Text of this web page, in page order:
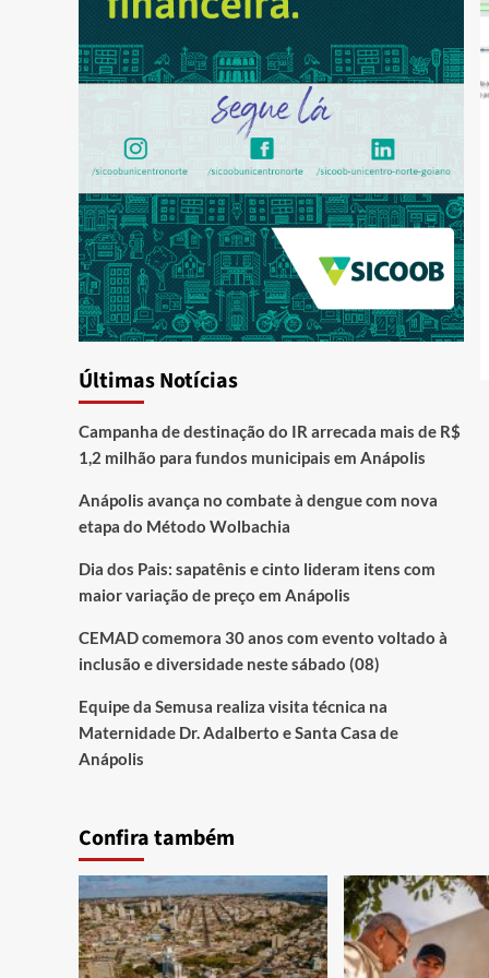
Últimas Notícias
Campanha de destinação do IR arrecada mais de R$
1,2 milhão para fundos municipais em Anápolis
Anápolis avança no combate à dengue com nova
etapa do Método Wolbachia
Dia dos Pais: sapatênis e cinto lideram itens com
maior variação de preço em Anápolis
CEMAD comemora 30 anos com evento voltado à
inclusão e diversidade neste sábado (08)
Equipe da Semusa realiza visita técnica na
Maternidade Dr. Adalberto e Santa Casa de
Anápolis
Confira também